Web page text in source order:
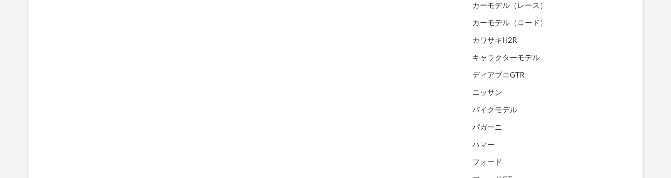
カーモデル（レース）
カーモデル（ロード）
カワサキH2R
キャラクターモデル
ディアブロGTR
ニッサン
バイクモデル
パガーニ
ハマー
フォード